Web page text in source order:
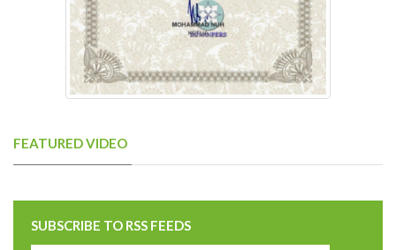
FEATURED VIDEO
SUBSCRIBE TO RSS FEEDS